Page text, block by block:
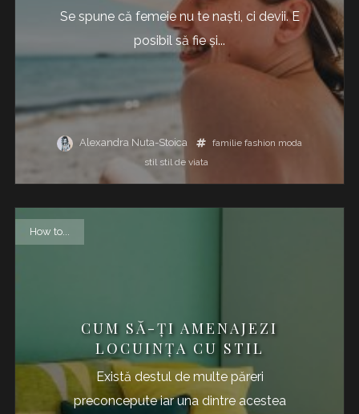
Se spune că femeie nu te naști, ci devii. E
posibil să fie și...
Alexandra Nuta-Stoica familie fashion moda
stil stil de viata
How to...
CUM SĂ-ŢI AMENAJEZI
LOCUINŢA CU STIL
Există destul de multe păreri
preconcepute iar una dintre acestea